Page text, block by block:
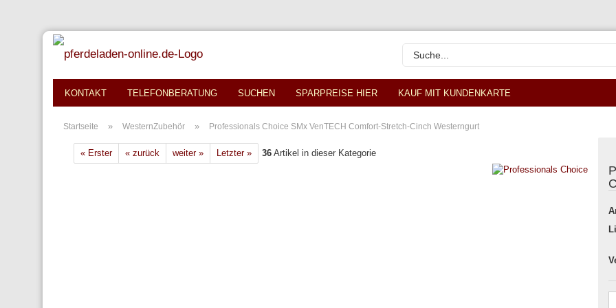
KONTAKT TELEFONBERATUNG SUCHEN SPARPREISE HIER KAUF MIT KUNDENKARTE
Startseite » WesternZubehör » Professionals Choice SMx VenTECH Comfort-Stretch-Cinch Westerngurt
« Erster « zurück weiter » Letzter » 36 Artikel in dieser Kategorie